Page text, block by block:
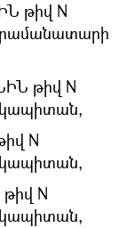
թիվ N
թիվ N
կապիտան,
N
կապիտան,
N
կապիտան,